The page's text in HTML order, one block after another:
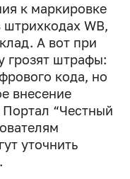
к маркировке
WB,
А вот при
грозят штрафы:
кода, но
внесение
“Честный
уточнить